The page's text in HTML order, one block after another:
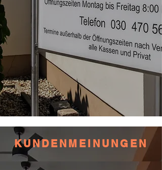
KUNDENMEINUNGEN